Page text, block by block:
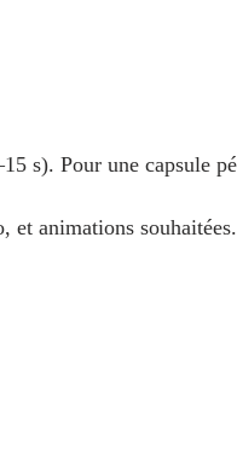
s). Pour une capsule
et animations souhaitées.